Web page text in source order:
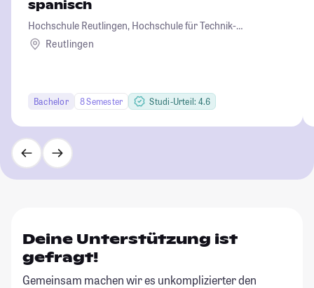
spanisch
Hochschule Reutlingen, Hochschule für Technik-
Wirtschaft-Informatik-Design
Reutlingen
Bachelor 8 Semester Studi-Urteil: 4.6
Deine Unterstützung ist
gefragt!
Gemeinsam machen wir es unkomplizierter den